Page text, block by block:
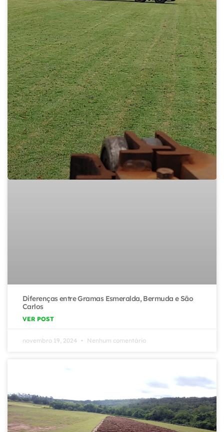
Diferenças entre Gramas Esmeralda, Bermuda e São
Carlos
VER POST
novembro 19, 2024 Nenhum comentário